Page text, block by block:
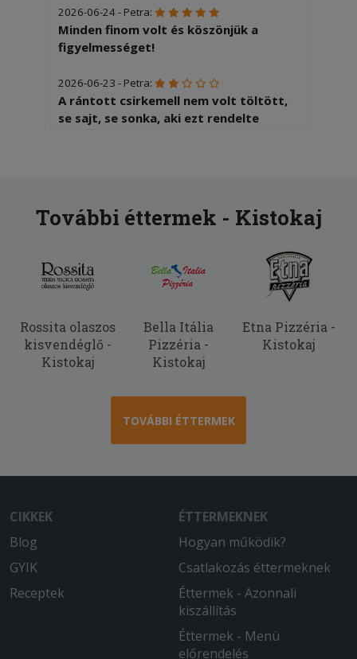
2026-06-24 - Petra:
Minden finom volt és köszönjük a
figyelmességet!
2026-06-23 - Petra:
A rántott csirkemell nem volt töltött,
se sajt, se sonka, aki ezt rendelte
Sajnos nagyon csalódott vagyok. Az
étel ehetetlenül sós volt.
2026-03-18 - Julianna:
Nagyon nagy meglepetés volt, hogy a
rendeléstől számítva fél órán belül
meleg, ízletes volt, a futár kedves és
gyors.
nincs szöveges értékelés
csak nagyon forgalmas időszakokban
haladja meg az egy órát. Igaz, nem túl
sok étterem szállít ki a mi
településünkre, de néhány azért igen,
viszont mi legtöbbször őket választjuk.
És nem is csak rendeléskor, hanem
olyankor is, amikor egyszer-egyszer
szeretnénk elmenni és beülni valahová,
mert nagyon hangulatos, kellemes hely,
További éttermek - Kistokaj
Rossita olaszos
kisvendéglő -
Kistokaj
Bella Itália
Pizzéria -
Kistokaj
Etna Pizzéria -
Kistokaj
TOVÁBBI ÉTTERMEK
CIKKEK
Blog
GYIK
Receptek
ÉTTERMEKNEK
Hogyan működik?
Csatlakozás éttermeknek
Éttermek - Azonnali
kiszállítás
Éttermek - Menü
előrendelés